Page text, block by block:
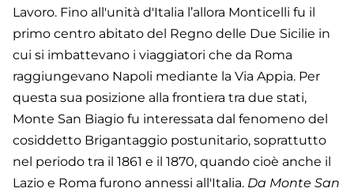
Lavoro. Fino all'unità d'Italia l’allora Monticelli fu il
primo centro abitato del Regno delle Due Sicilie in
cui si imbattevano i viaggiatori che da Roma
raggiungevano Napoli mediante la Via Appia. Per
questa sua posizione alla frontiera tra due stati,
Monte San Biagio fu interessata dal fenomeno del
cosiddetto Brigantaggio postunitario, soprattutto
nel periodo tra il 1861 e il 1870, quando cioè anche il
Lazio e Roma furono annessi all'Italia. Da Monte San